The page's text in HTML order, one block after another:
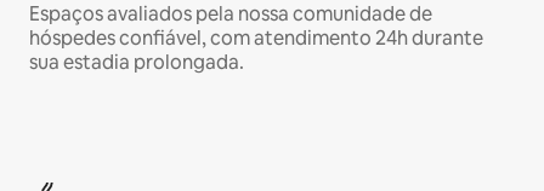
Espaços avaliados pela nossa comunidade de
hóspedes confiável, com atendimento 24h durante
sua estadia prolongada.